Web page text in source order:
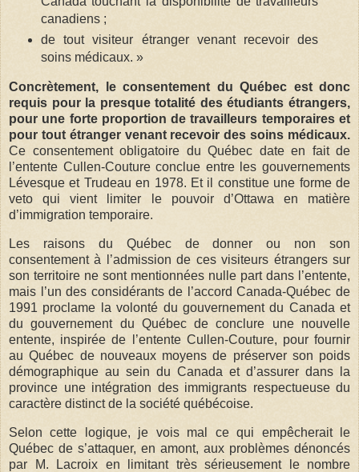
canadiens ;
de tout visiteur étranger venant recevoir des
soins médicaux. »
Concrètement, le consentement du Québec est donc
requis pour la presque totalité des étudiants étrangers,
pour une forte proportion de travailleurs temporaires et
pour tout étranger venant recevoir des soins médicaux.
Ce consentement obligatoire du Québec date en fait de
l’entente Cullen-Couture conclue entre les gouvernements
Lévesque et Trudeau en 1978. Et il constitue une forme de
veto qui vient limiter le pouvoir d’Ottawa en matière
d’immigration temporaire.
Les raisons du Québec de donner ou non son
consentement à l’admission de ces visiteurs étrangers sur
son territoire ne sont mentionnées nulle part dans l’entente,
mais l’un des considérants de l’accord Canada-Québec de
1991 proclame la volonté du gouvernement du Canada et
du gouvernement du Québec de conclure une nouvelle
entente, inspirée de l’entente Cullen-Couture, pour fournir
au Québec de nouveaux moyens de préserver son poids
démographique au sein du Canada et d’assurer dans la
province une intégration des immigrants respectueuse du
caractère distinct de la société québécoise.
Selon cette logique, je vois mal ce qui empêcherait le
Québec de s’attaquer, en amont, aux problèmes dénoncés
par M. Lacroix en limitant très sérieusement le nombre